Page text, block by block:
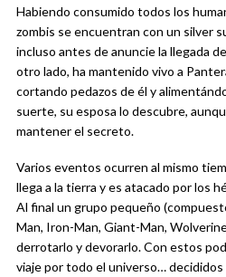
Habiendo consumido todos los
zombis se encuentran con un silver
incluso antes de anuncie la llegada
otro lado, ha mantenido vivo a
cortando pedazos de él y
suerte, su esposa lo descubre,
mantener el secreto.
Varios eventos ocurren al mismo
llega a la tierra y es atacado por los
Al final un grupo pequeño
Man, Iron-Man, Giant-Man,
derrotarlo y devorarlo. Con estos
viaje por todo el universo…